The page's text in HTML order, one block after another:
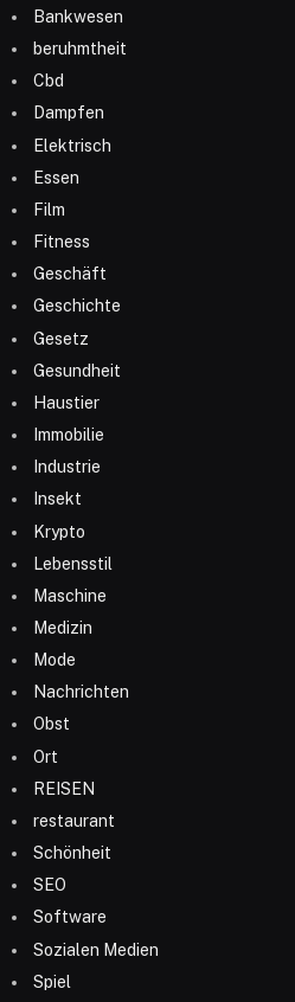
Bankwesen
beruhmtheit
Cbd
Dampfen
Elektrisch
Essen
Film
Fitness
Geschäft
Geschichte
Gesetz
Gesundheit
Haustier
Immobilie
Industrie
Insekt
Krypto
Lebensstil
Maschine
Medizin
Mode
Nachrichten
Obst
Ort
REISEN
restaurant
Schönheit
SEO
Software
Sozialen Medien
Spiel